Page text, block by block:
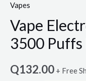
Vapes
Vape
3500 Puffs
Q132.00 + Free